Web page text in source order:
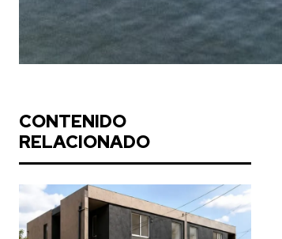
CONTENIDO
RELACIONADO